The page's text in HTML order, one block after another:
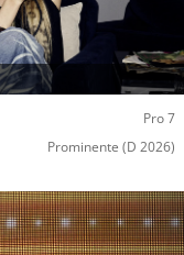
Pro 7
Prominente (D 2026)